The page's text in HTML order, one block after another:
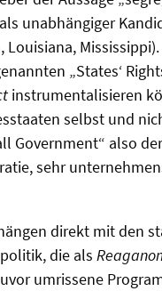
unabhängiger
Louisiana,
„States‘
instrumentalisieren
selbst und
Government“ also
sehr
direkt mit den
die als
umrissene